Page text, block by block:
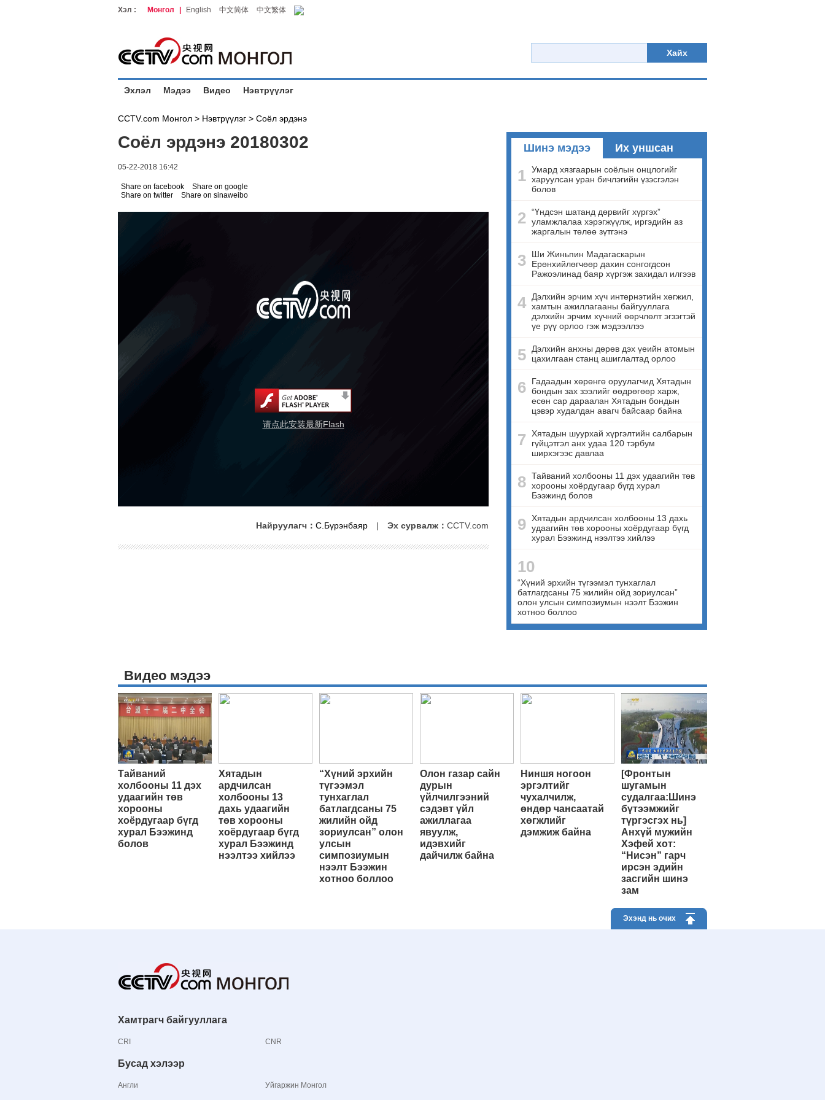
Хэл : Монгол English 中文简体 中文繁体
Хайх
Эхлэл Мэдээ Видео Нэвтрүүлэг
CCTV.com Монгол > Нэвтрүүлэг > Соёл эрдэнэ
Соёл эрдэнэ 20180302
05-22-2018 16:42
Share on facebook
Share on google
Share on twitter
Share on sinaweibo
请点此安装最新Flash
Найруулагч： С.Бүрэнбаяр | Эх сурвалж： CCTV.com
Шинэ мэдээ Их уншсан
1 Умард хязгаарын соёлын онцлогийг
харуулсан уран бичлэгийн үзэсгэлэн
болов
2 “Үндсэн шатанд дөрвийг хүргэх”
уламжлалаа хэрэгжүүлж, иргэдийн аз
жаргалын төлөө зүтгэнэ
3
Ши Жиньпин Мадагаскарын
Ерөнхийлөгчөөр дахин сонгогдсон
Ражоэлинад баяр хүргэж захидал илгээв
4
Дэлхийн эрчим хүч интернэтийн хөгжил,
хамтын ажиллагааны байгууллага
дэлхийн эрчим хүчний өөрчлөлт эгзэгтэй
үе рүү орлоо гэж мэдээллээ
5
Дэлхийн анхны дөрөв дэх үеийн атомын
цахилгаан станц ашиглалтад орлоо
6
Гадаадын хөрөнгө оруулагчид Хятадын
бондын зах зээлийг өөдрөгөөр харж,
есөн сар дараалан Хятадын бондын
цэвэр худалдан авагч байсаар байна
7
Хятадын шуурхай хүргэлтийн салбарын
гүйцэтгэл анх удаа 120 тэрбум
ширхэгээс давлаа
8 Тайваний холбооны 11 дэх удаагийн төв
хорооны хоёрдугаар бүгд хурал
Бээжинд болов
9 Хятадын ардчилсан холбооны 13 дахь
удаагийн төв хорооны хоёрдугаар бүгд
хурал Бээжинд нээлтээ хийлээ
10
“Хүний эрхийн түгээмэл тунхаглал
батлагдсаны 75 жилийн ойд зориулсан”
олон улсын симпозиумын нээлт Бээжин
хотноо боллоо
Видео мэдээ
Тайваний
холбооны 11 дэх
удаагийн төв
хорооны
хоёрдугаар бүгд
хурал Бээжинд
болов
Хятадын
ардчилсан
холбооны 13
дахь удаагийн
төв хорооны
хоёрдугаар бүгд
хурал Бээжинд
нээлтээ хийлээ
“Хүний эрхийн
түгээмэл
тунхаглал
батлагдсаны 75
жилийн ойд
зориулсан” олон
улсын
симпозиумын
нээлт Бээжин
хотноо боллоо
Олон газар сайн
дурын
үйлчилгээний
сэдэвт үйл
ажиллагаа
явуулж,
идэвхийг
дайчилж байна
Ниншя ногоон
эргэлтийг
чухалчилж,
өндөр чансаатай
хөгжлийг
дэмжиж байна
[Фронтын
шугамын
судалгаа:Шинэ
бүтээмжийг
түргэсгэх нь]
Анхүй мужийн
Хэфей хот:
“Нисэн” гарч
ирсэн эдийн
засгийн шинэ
зам
Эхэнд нь очих
Хамтрагч байгууллага
CRI CNR
Бусад хэлээр
Англи Уйгаржин Монгол